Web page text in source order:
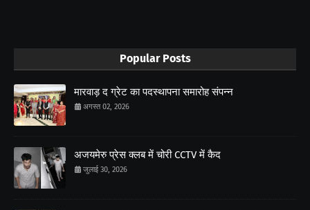
Popular Posts
मारवाड़ द ग्रेट का पदस्थापना समारोह संपन्न
अगस्त 02, 2026
अजयमेरु प्रेस क्लब में चोरी CCTV में कैद
जुलाई 30, 2026